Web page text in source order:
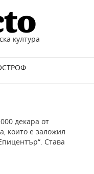
култура
декара от
които е заложил
Става